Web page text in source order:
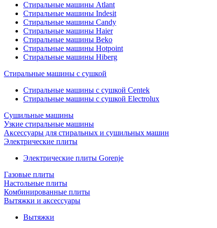
Стиральные машины Atlant
Стиральные машины Indesit
Стиральные машины Candy
Стиральные машины Haier
Стиральные машины Beko
Стиральные машины Hotpoint
Стиральные машины Hiberg
Стиральные машины с сушкой
Стиральные машины с сушкой Centek
Стиральные машины с сушкой Electrolux
Сушильные машины
Узкие стиральные машины
Аксессуары для стиральных и сушильных машин
Электрические плиты
Электрические плиты Gorenje
Газовые плиты
Настольные плиты
Комбинированные плиты
Вытяжки и аксессуары
Вытяжки